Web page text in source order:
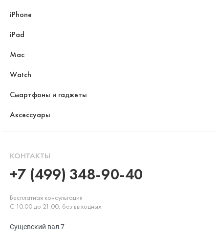
iPhone
iPad
Mac
Watch
Смартфоны и гаджеты
Аксессуары
КОНТАКТЫ
+7 (499) 348-90-40
Бесплатная консультация
С 10:00 до 21:00, без выходных
Сущевский вал 7